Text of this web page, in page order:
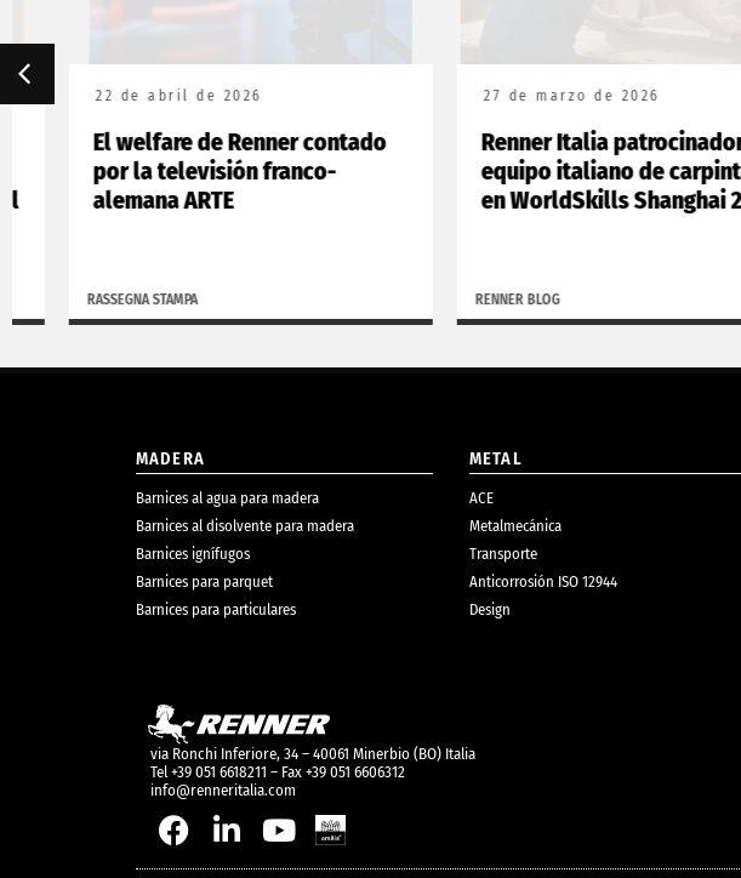
22 de abril de 2026
El welfare de Renner contado
por la televisión franco-
alemana ARTE
RASSEGNA STAMPA
27 de marzo de 2026
Renner Italia patrocinador del
equipo italiano de carpinteros
en WorldSkills Shanghai 2026
RENNER BLOG
MADERA
Barnices al agua para madera
Barnices al disolvente para madera
Barnices ignífugos
Barnices para parquet
Barnices para particulares
METAL
ACE
Metalmecánica
Transporte
Anticorrosión ISO 12944
Design
via Ronchi Inferiore, 34 – 40061 Minerbio (BO) Italia
Tel +39 051 6618211 – Fax +39 051 6606312
info@renneritalia.com